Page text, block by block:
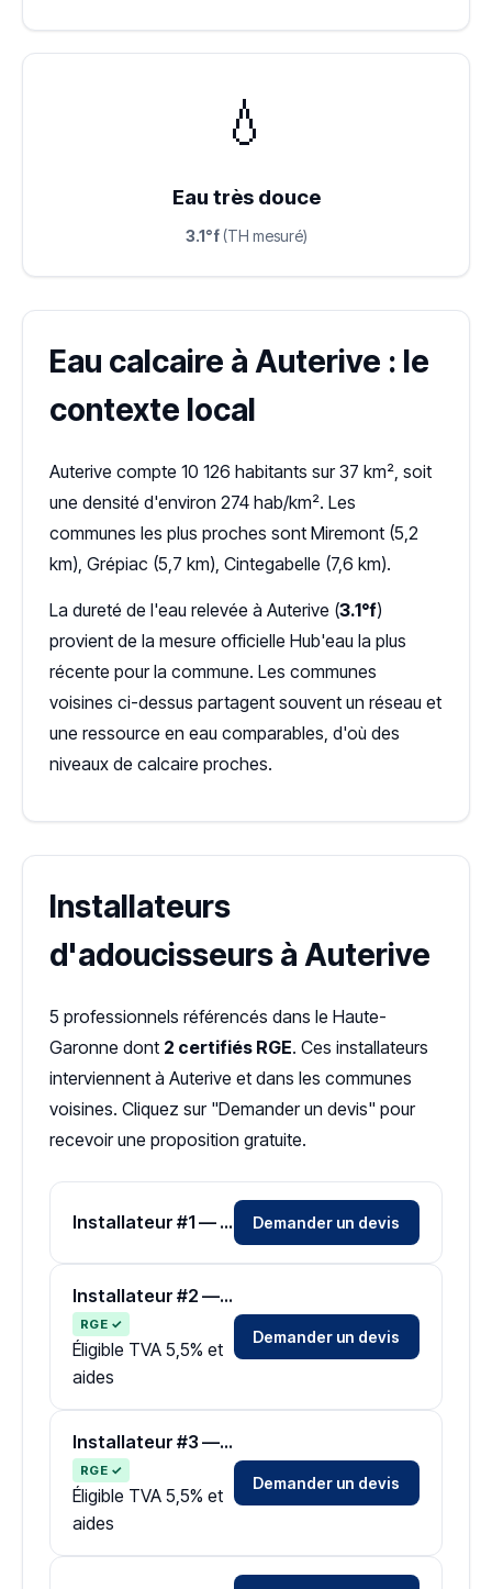
💧
Eau très douce
3.1°f(TH mesuré)
Eau calcaire à Auterive : le
contexte local
Auterive compte 10 126 habitants sur 37 km², soit
une densité d'environ 274 hab/km². Les
communes les plus proches sont Miremont (5,2
km), Grépiac (5,7 km), Cintegabelle (7,6 km).
La dureté de l'eau relevée à Auterive (3.1°f)
provient de la mesure officielle Hub'eau la plus
récente pour la commune. Les communes
voisines ci-dessus partagent souvent un réseau et
une ressource en eau comparables, d'où des
niveaux de calcaire proches.
Installateurs
d'adoucisseurs à Auterive
5 professionnels référencés dans le Haute-
Garonne dont 2 certifiés RGE. Ces installateurs
interviennent à Auterive et dans les communes
voisines. Cliquez sur "Demander un devis" pour
recevoir une proposition gratuite.
Installateur #1 — Zone Haute-Garonne Demander un devis
Installateur #2 — Zone Haute-Garonne
RGE ✓
Éligible TVA 5,5% et
aides
Demander un devis
Installateur #3 — Zone Haute-Garonne
RGE ✓
Éligible TVA 5,5% et
aides
Demander un devis